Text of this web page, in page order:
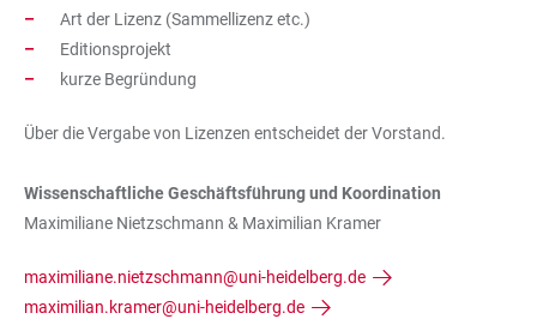
Art der Lizenz (Sammellizenz etc.)
Editionsprojekt
kurze Begründung
Über die Vergabe von Lizenzen entscheidet der Vorstand.
Wissenschaftliche Geschäftsführung und Koordination
Maximiliane Nietzschmann & Maximilian Kramer
maximiliane.nietzschmann@uni-heidelberg.de
maximilian.kramer@uni-heidelberg.de